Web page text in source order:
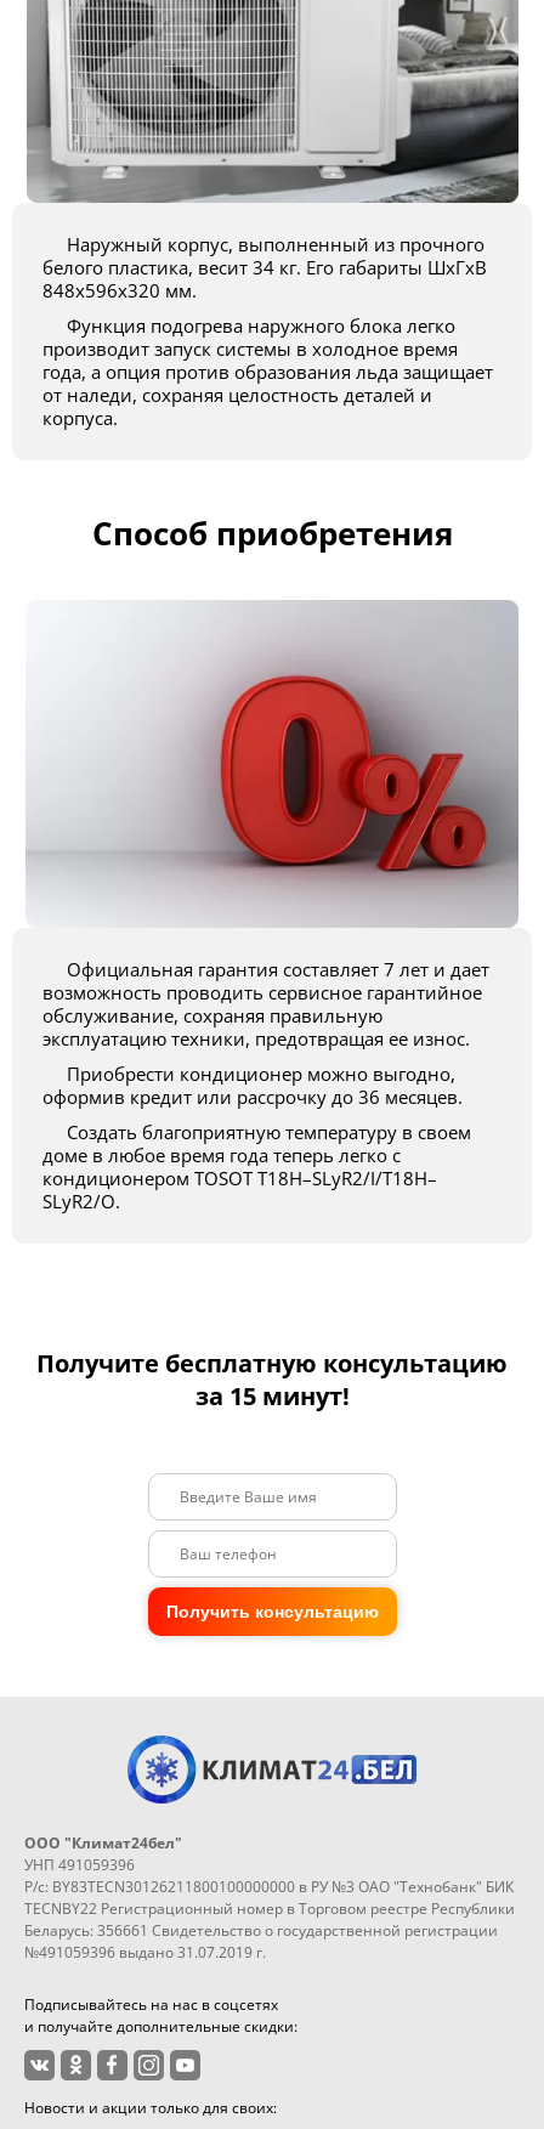
Наружный корпус, выполненный из прочного
белого пластика, весит 34 кг. Его габариты ШхГхВ
848x596x320 мм.
Функция подогрева наружного блока легко
производит запуск системы в холодное время
года, а опция против образования льда защищает
от наледи, сохраняя целостность деталей и
корпуса.
Способ приобретения
Официальная гарантия составляет 7 лет и дает
возможность проводить сервисное гарантийное
обслуживание, сохраняя правильную
эксплуатацию техники, предотвращая ее износ.
Приобрести кондиционер можно выгодно,
оформив кредит или рассрочку до 36 месяцев.
Создать благоприятную температуру в своем
доме в любое время года теперь легко с
кондиционером TOSOT T18H–SLyR2/I/T18H–
SLyR2/O.
Получите бесплатную консультацию
за 15 минут!
Получить консультацию
ООО "Климат24бел"
УНП 491059396
Р/с: BY83TECN30126211800100000000 в РУ №3 ОАО "Технобанк" БИК
TECNBY22 Регистрационный номер в Торговом реестре Республики
Беларусь: 356661 Свидетельство о государственной регистрации
№491059396 выдано 31.07.2019 г.
Подписывайтесь на нас в соцсетях
и получайте дополнительные скидки:
Новости и акции только для своих: